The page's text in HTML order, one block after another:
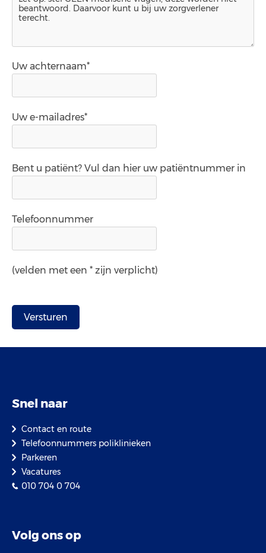
Uw achternaam*
Uw e-mailadres*
Bent u patiënt? Vul dan hier uw patiëntnummer in
Telefoonnummer
(velden met een * zijn verplicht)
Snel naar
Contact en route
Telefoonnummers poliklinieken
Parkeren
Vacatures
010 704 0 704
Volg ons op